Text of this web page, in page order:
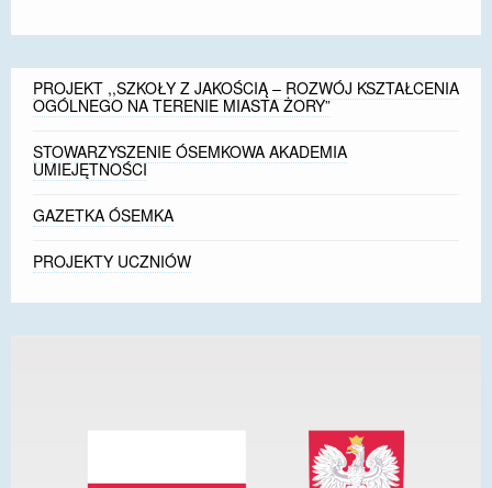
PROJEKT ,,SZKOŁY Z JAKOŚCIĄ – ROZWÓJ KSZTAŁCENIA
OGÓLNEGO NA TERENIE MIASTA ŻORY”
STOWARZYSZENIE ÓSEMKOWA AKADEMIA
UMIEJĘTNOŚCI
GAZETKA ÓSEMKA
PROJEKTY UCZNIÓW